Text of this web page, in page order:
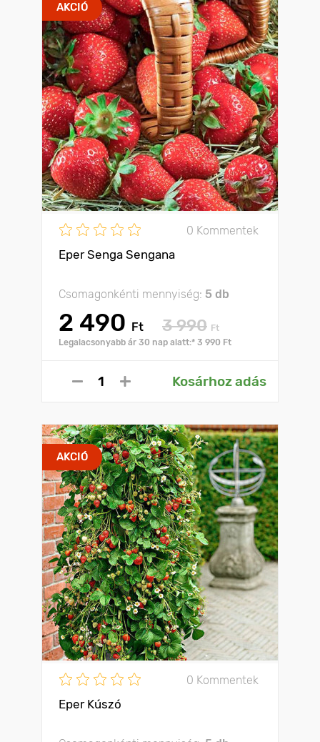
AKCIÓ
0 Kommentek
Eper Senga Sengana
Csomagonkénti mennyiség: 5 db
2 490 Ft 3 990 Ft
Legalacsonyabb ár 30 nap alatt:* 3 990 Ft
Kosárhoz adás
AKCIÓ
0 Kommentek
Eper Kúszó